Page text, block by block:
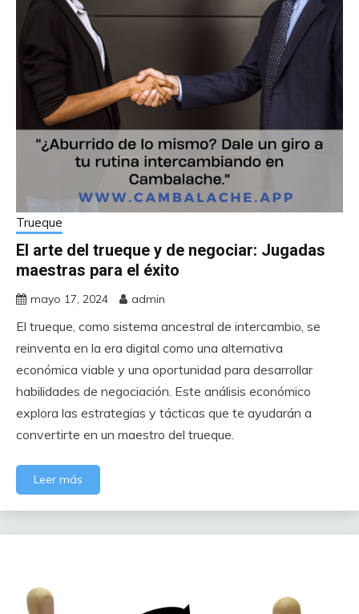
Trueque
El arte del trueque y de negociar: Jugadas
maestras para el éxito
mayo 17, 2024 admin
El trueque, como sistema ancestral de intercambio, se
reinventa en la era digital como una alternativa
económica viable y una oportunidad para desarrollar
habilidades de negociación. Este análisis económico
explora las estrategias y tácticas que te ayudarán a
convertirte en un maestro del trueque.
Leer más